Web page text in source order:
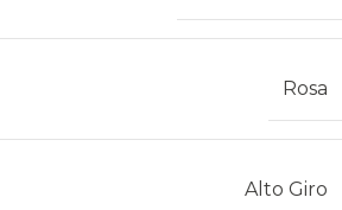
Rosa
Alto Giro